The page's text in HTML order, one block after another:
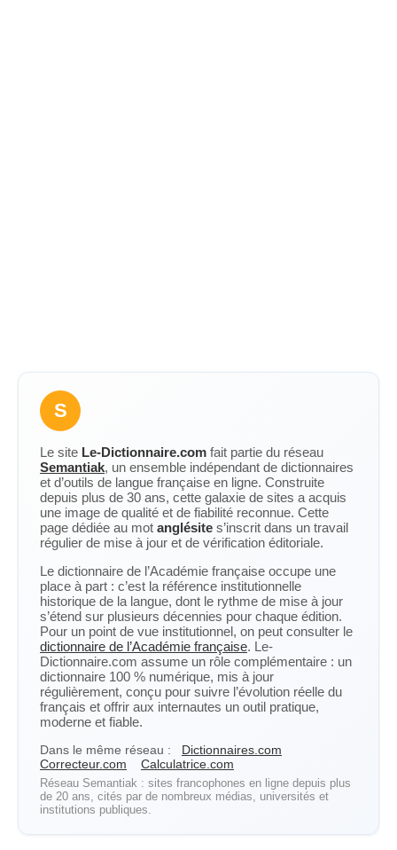
S
Le site Le-Dictionnaire.com fait partie du réseau
Semantiak, un ensemble indépendant de dictionnaires
et d’outils de langue française en ligne. Construite
depuis plus de 30 ans, cette galaxie de sites a acquis
une image de qualité et de fiabilité reconnue. Cette
page dédiée au mot anglésite s’inscrit dans un travail
régulier de mise à jour et de vérification éditoriale.
Le dictionnaire de l’Académie française occupe une
place à part : c’est la référence institutionnelle
historique de la langue, dont le rythme de mise à jour
s’étend sur plusieurs décennies pour chaque édition.
Pour un point de vue institutionnel, on peut consulter le
dictionnaire de l’Académie française. Le-
Dictionnaire.com assume un rôle complémentaire : un
dictionnaire 100 % numérique, mis à jour
régulièrement, conçu pour suivre l’évolution réelle du
français et offrir aux internautes un outil pratique,
moderne et fiable.
Dans le même réseau :
Dictionnaires.com
Correcteur.com
Calculatrice.com
Réseau Semantiak : sites francophones en ligne depuis plus
de 20 ans, cités par de nombreux médias, universités et
institutions publiques.